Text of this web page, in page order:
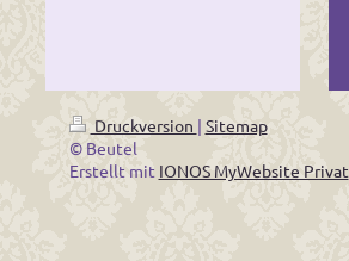
Druckversion | Sitemap
© Beutel
Erstellt mit IONOS MyWebsite Privat